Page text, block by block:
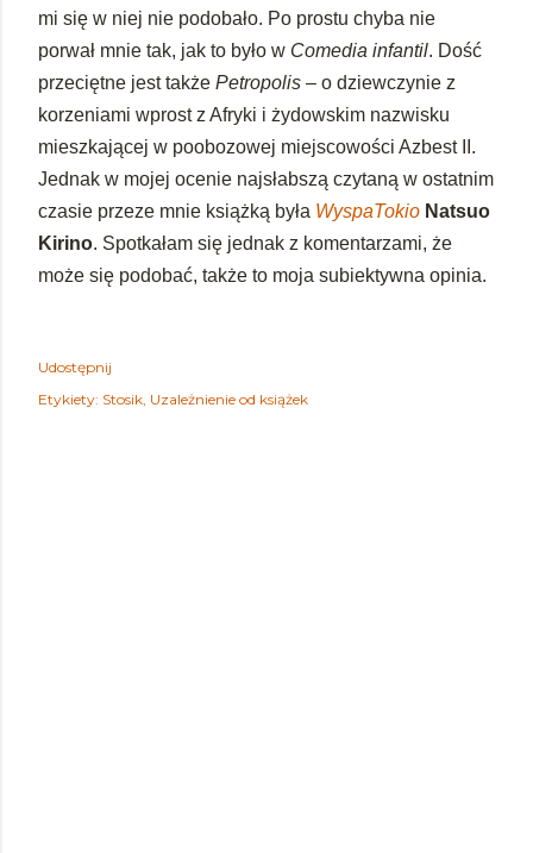
mi się w niej nie podobało. Po prostu chyba nie
porwał mnie tak, jak to było w Comedia infantil. Dość
przeciętne jest także Petropolis – o dziewczynie z
korzeniami wprost z Afryki i żydowskim nazwisku
mieszkającej w poobozowej miejscowości Azbest II.
Jednak w mojej ocenie najsłabszą czytaną w ostatnim
czasie przeze mnie książką była WyspaTokio Natsuo
Kirino. Spotkałam się jednak z komentarzami, że
może się podobać, także to moja subiektywna opinia.
Udostępnij
Etykiety: Stosik Uzależnienie od książek